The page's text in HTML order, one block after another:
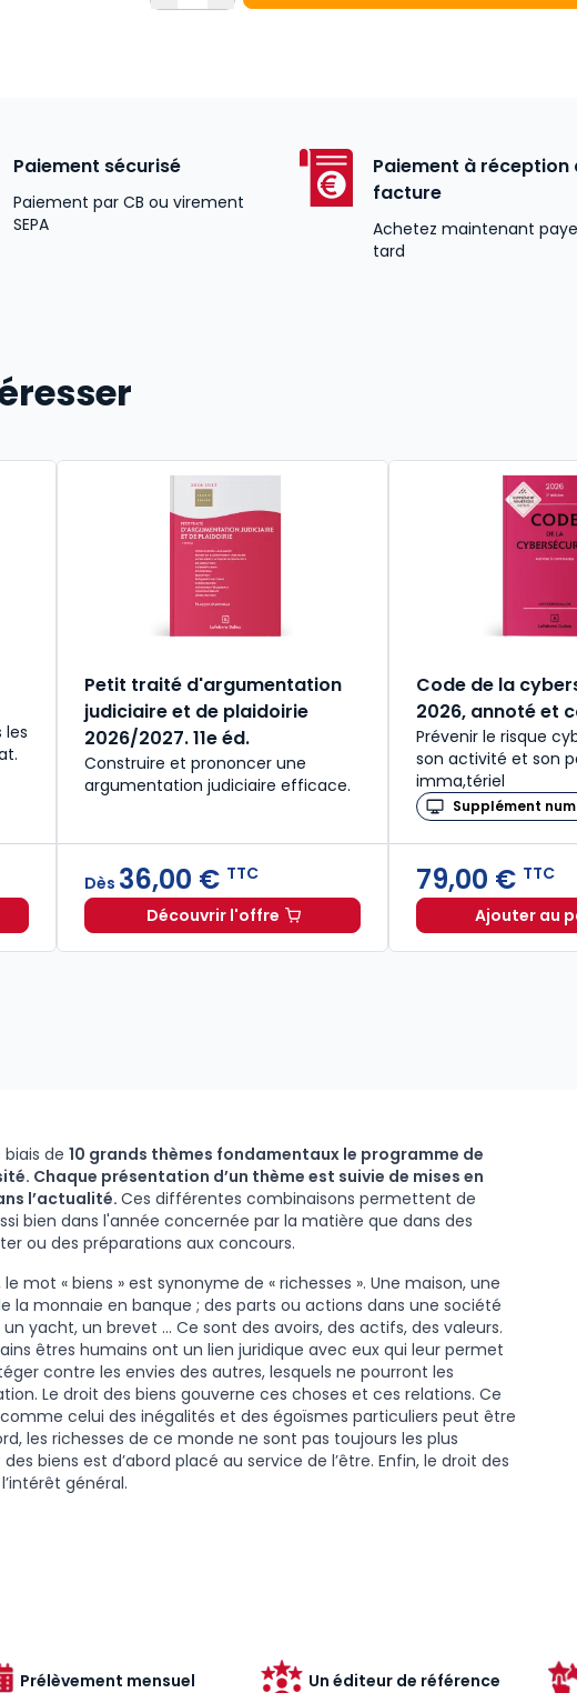
Paiement sécurisé
Paiement par CB ou virement
SEPA
Paiement à réception
facture
Achetez maintenant
tard
€ TTC
à partir de 28,50 €TTC
Petit traité d'argumentation
judiciaire et de plaidoirie
2026/2027. 11e éd.
Construire et prononcer une
argumentation judiciaire efficace.
Dès 36,00 € TTC
Découvrir l'offrePetit traité d'argumentation judiciaire et
Code de la
2026, annoté et
Prévenir le risque
son activité et son
imma,tériel
Supplément
79,00 € TTC
Ajouter au
de 10 grands thèmes fondamentaux le programme de
Chaque présentation d’un thème est suivie de mises en
l’actualité. Ces différentes combinaisons permettent de
bien dans l'année concernée par la matière que dans des
ou des préparations aux concours.
mot « biens » est synonyme de « richesses ». Une maison, une
la monnaie en banque ; des parts ou actions dans une société
yacht, un brevet … Ce sont des avoirs, des actifs, des valeurs.
êtres humains ont un lien juridique avec eux qui leur permet
contre les envies des autres, lesquels ne pourront les
Le droit des biens gouverne ces choses et ces relations. Ce
celui des inégalités et des égoïsmes particuliers peut être
les richesses de ce monde ne sont pas toujours les plus
biens est d’abord placé au service de l’être. Enfin, le droit des
général.
Prélèvement mensuel Un éditeur de référence